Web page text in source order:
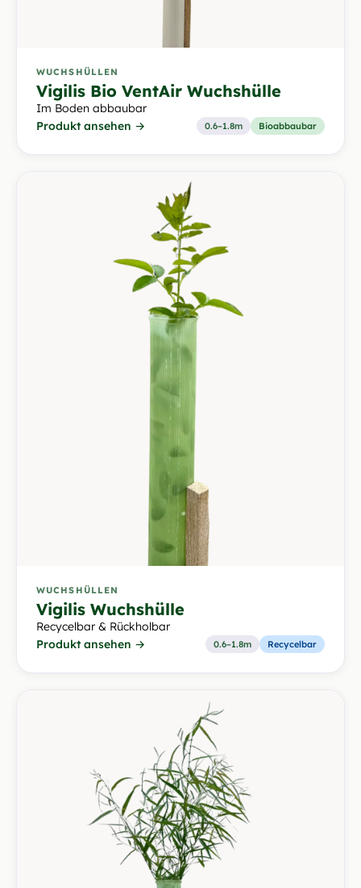
WUCHSHÜLLEN
Vigilis Bio VentAir Wuchshülle
Im Boden abbaubar
Produkt ansehen →
0.6–1.8m Bioabbaubar
WUCHSHÜLLEN
Vigilis Wuchshülle
Recycelbar & Rückholbar
Produkt ansehen →
0.6–1.8m Recycelbar